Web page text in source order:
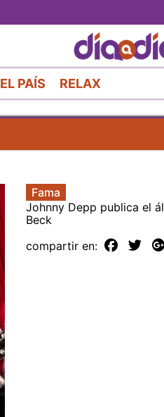
al
EL PAÍS RELAX
Fama
Johnny Depp publica el
Beck
compartir en: